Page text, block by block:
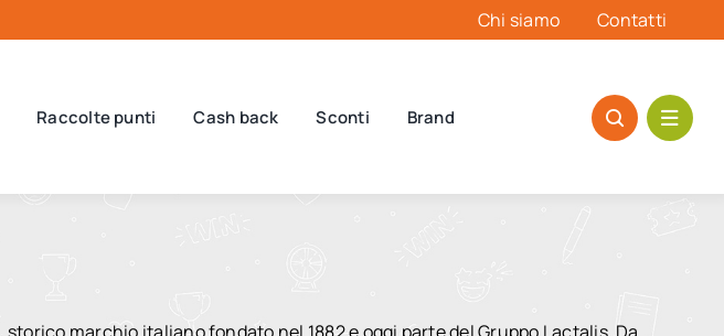
Chi siamo Contatti
Raccolte punti Cash back Sconti Brand